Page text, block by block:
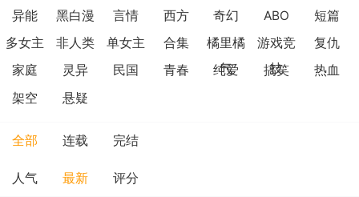
异能
黑白漫 言情 西方 奇幻 ABO
短篇
多女主
非人类 单女主 合集
橘里橘
气
游戏竞
技
复仇
家庭
灵异 民国 青春 纯爱 搞笑
热血
架空
悬疑
全部 连载 完结
人气 最新 评分